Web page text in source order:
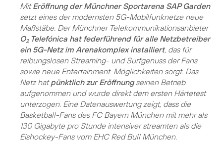
MitEröffnung der Münchner Sportarena SAP Garden
setzt eines der modernsten 5G-Mobilfunknetze neue
Maßstäbe. Der Münchner Telekommunikationsanbieter
O2Telefónica hat federführend für alle Netzbetreiber
ein 5G-Netz im Arenakomplex installiert, das für
reibungslosen Streaming- und Surfgenuss der Fans
sowie neue Entertainment-Möglichkeiten sorgt. Das
Netz hatpünktlich zur Eröffnungseinen Betrieb
aufgenommen und wurde direkt dem ersten Härtetest
unterzogen. Eine Datenauswertung zeigt, dass die
Basketball-Fans des FC Bayern München mit mehr als
130 Gigabyte pro Stunde intensiver streamten als die
Eishockey-Fans vom EHC Red Bull München.